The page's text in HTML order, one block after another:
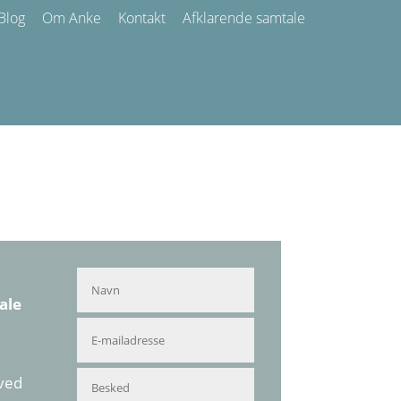
Om Anke Kontakt Afklarende samtale